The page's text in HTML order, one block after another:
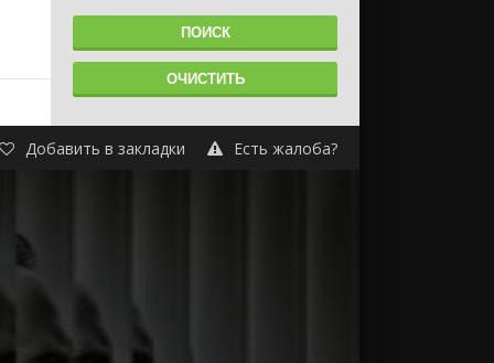
Добавить в закладки Есть жалоба?